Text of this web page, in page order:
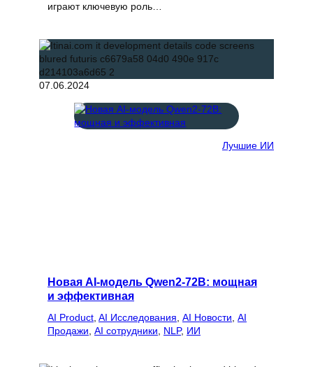
играют ключевую роль…
07.06.2024
Лучшие ИИ
Новая AI-модель Qwen2-72B: мощная
и эффективная
AI Product, AI Исследования, AI Новости, AI
Продажи, AI сотрудники, NLP, ИИ